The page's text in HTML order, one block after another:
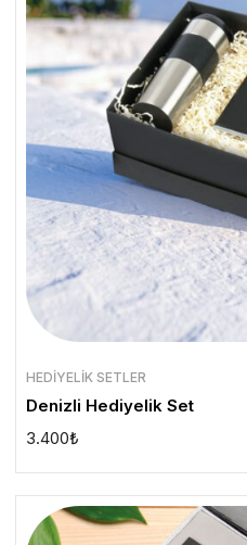
HEDIYELIK SETLER
Denizli Hediyelik Set
3.400₺